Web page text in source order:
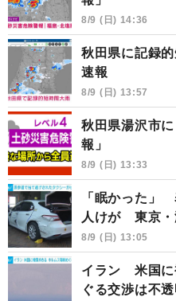
8/9 (日) 14:36
秋田県に記録
速報
8/9 (日) 13:57
秋田県湯沢市
報」
8/9 (日) 13:33
「眠かった」
人けが 東京・
8/9 (日) 13:05
イラン 米国に
ぐる交渉は不